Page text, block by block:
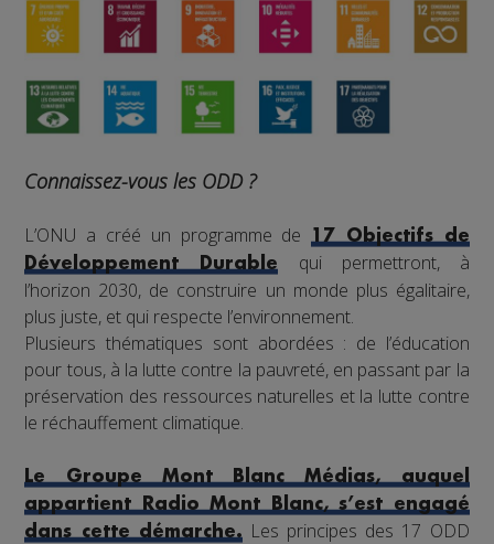
Connaissez-vous les ODD ?
L’ONU a créé un programme de17 Objectifs de
Développement Durable
qui permettront, à
l’horizon 2030, de construire un monde plus égalitaire,
plus juste, et qui respecte l’environnement.
Plusieurs thématiques sont abordées : de l’éducation
pour tous, à la lutte contre la pauvreté, en passant par la
préservation des ressources naturelles et la lutte contre
le réchauffement climatique.
Le Groupe Mont Blanc Médias, auquel
appartient Radio Mont Blanc, s’est engagé
dans cette démarche.Les principes des 17 ODD